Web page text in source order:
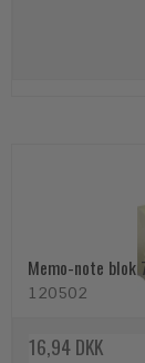
Memo-note blok
120502
16,94 DKK